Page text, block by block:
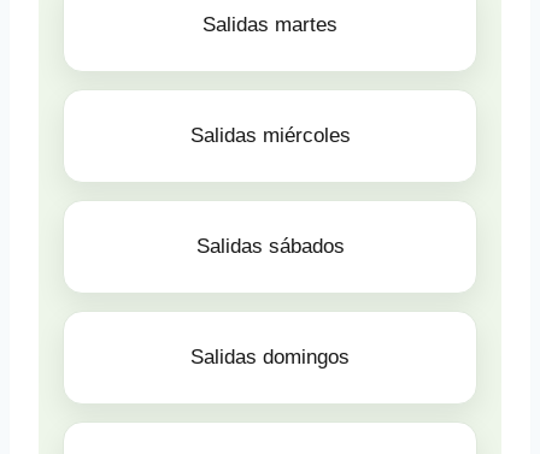
Salidas martes
Salidas miércoles
Salidas sábados
Salidas domingos